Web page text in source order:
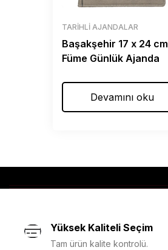
TARIHLI AJANDALAR
Başakşehir 17 x 24 cm
Füme Günlük Ajanda
Devamını oku
Yüksek Kaliteli Seçim
Tam ürün kalite kontrolü.